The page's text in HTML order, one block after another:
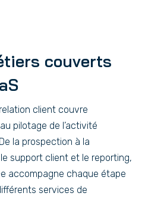
couverts
client couvre
pilotage de l’activité
la prospection à la
support client et le reporting,
accompagne chaque étape
services de